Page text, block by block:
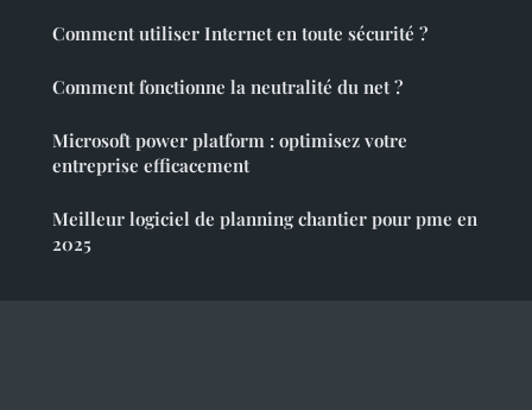
Comment utiliser Internet en toute sécurité ?
Comment fonctionne la neutralité du net ?
Microsoft power platform : optimisez votre
entreprise efficacement
Meilleur logiciel de planning chantier pour pme en
2025